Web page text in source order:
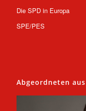
Die SPD in Europa
SPE/PES
Abgeordneten